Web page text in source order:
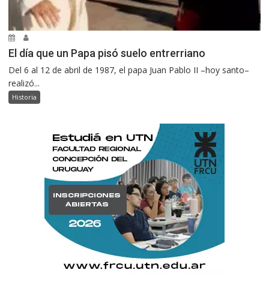
El día que un Papa pisó suelo entrerriano
Del 6 al 12 de abril de 1987, el papa Juan Pablo II –hoy santo–
realizó...
Historia